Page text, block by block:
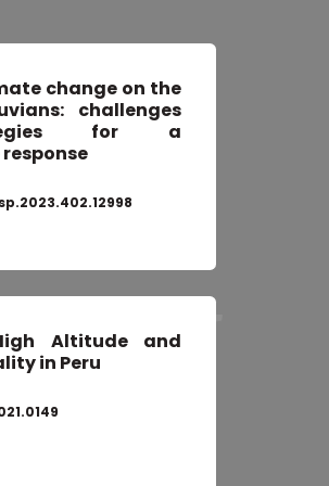
change on the
challenges
for a
Altitude and
in Peru